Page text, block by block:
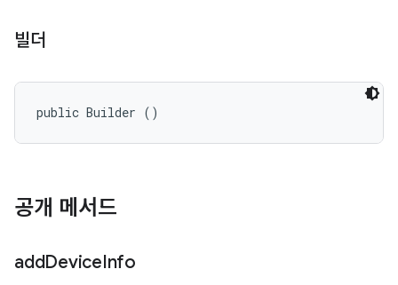
빌더
public Builder ()
공개 메서드
addDeviceInfo